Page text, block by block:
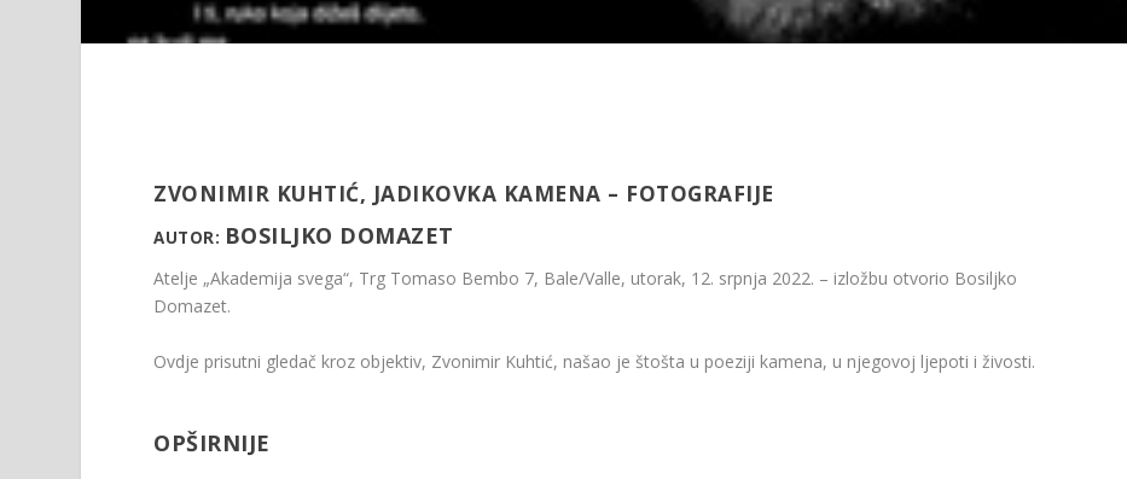
ZVONIMIR KUHTIĆ, JADIKOVKA KAMENA – FOTOGRAFIJE
AUTOR: BOSILJKO DOMAZET
Atelje „Akademija svega“, Trg Tomaso Bembo 7, Bale/Valle, utorak, 12. srpnja 2022. – izložbu otvorio Bosiljko
Domazet.
Ovdje prisutni gledač kroz objektiv, Zvonimir Kuhtić, našao je štošta u poeziji kamena, u njegovoj ljepoti i živosti.
OPŠIRNIJE